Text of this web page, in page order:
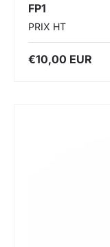
FP1
PRIX HT
€10,00 EUR